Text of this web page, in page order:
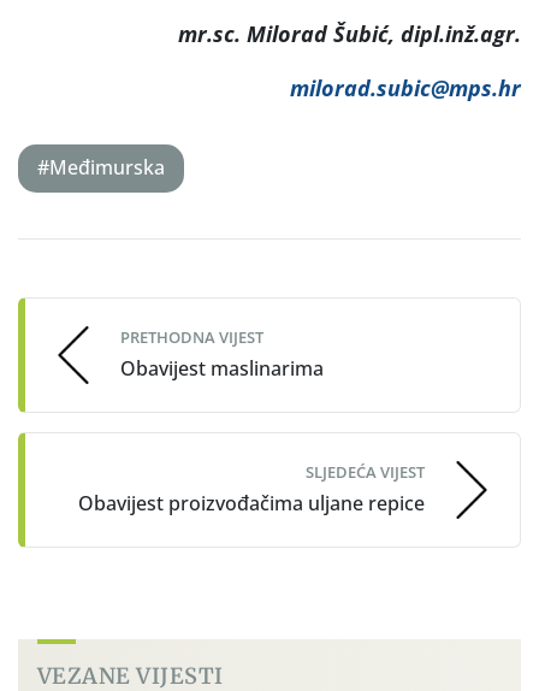
mr.sc. Milorad Šubić, dipl.inž.agr.
milorad.subic@mps.hr
#Međimurska
navigation
PRETHODNA VIJEST
Obavijest maslinarima
SLJEDEĆA VIJEST
Obavijest proizvođačima uljane repice
VEZANE VIJESTI